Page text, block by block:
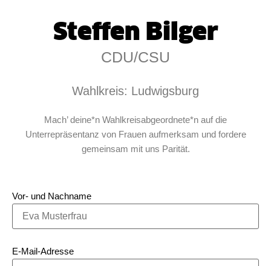
Steffen Bilger
CDU/CSU
Wahlkreis: Ludwigsburg
Mach’ deine*n Wahlkreisabgeordnete*n auf die
Unterrepräsentanz von Frauen aufmerksam und fordere
gemeinsam mit uns Parität.
Vor- und Nachname
E-Mail-Adresse